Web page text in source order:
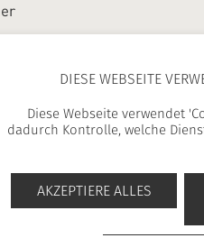
21 00|contact@area.fr
DIESE WEBSEITE
Diese Webseite verwendet
dadurch Kontrolle, welche
AKZEPTIERE ALLES